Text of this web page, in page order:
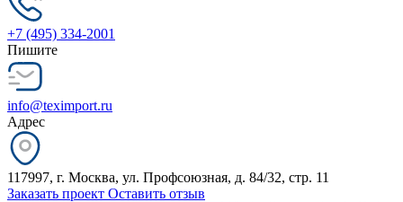
+7 (495) 334-2001
Пишите
info@teximport.ru
Адрес
117997, г. Москва, ул. Профсоюзная, д. 84/32, стр. 11
Заказать проект Оставить отзыв